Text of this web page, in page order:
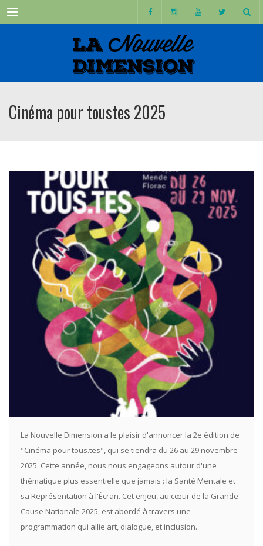
Menu
Cinéma pour toustes 2025
La Nouvelle Dimension a le plaisir d'annoncer la 2e édition de
"Cinéma pour tous.tes", qui se tiendra du 26 au 29 novembre
2025. Cette année, nous nous engageons autour d'une
thématique plus essentielle que jamais : la Santé Mentale et
sa Représentation à l'Écran. Cet enjeu, au cœur de la Grande
Cause Nationale 2025, est abordé à travers une
programmation qui allie art, dialogue, et inclusion.